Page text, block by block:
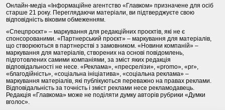
Онлайн-медіа «Інформаційне агентство «Главком» призначене для осіб
старше 21 року. Переглядаючи матеріали, ви підтверджуєте свою
відповідність віковим обмеженням.
«Спецпроєкт» – маркування для редакційних проєктів, які не є
спонсорованими. «Партнерський проєкт» – маркування для матеріалів,
що створюються в партнерстві з замовником. «Новини компаній» –
маркування для матеріалів, створених на основі повідомлень,
підготовлених самими компаніями, за зміст яких редакція
відповідальності не несе. «Реклама», «пресрелізи», «promo», «pr»,
«благодійність», «соціальна ініціатива», «соціальна реклама» –
маркування матеріалів, які публікуються переважно на правах реклами.
Відповідальність за точність і зміст реклами несе рекламодавець.
Редакція «Главкома» може не поділяти думку авторів рубрики «Думки
вголос».